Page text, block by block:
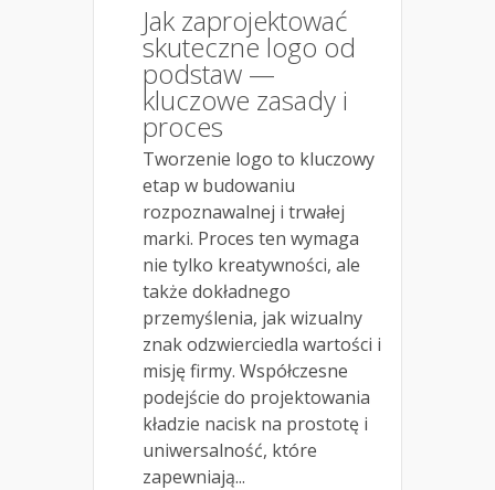
Jak zaprojektować
skuteczne logo od
podstaw —
kluczowe zasady i
proces
Tworzenie logo to kluczowy
etap w budowaniu
rozpoznawalnej i trwałej
marki. Proces ten wymaga
nie tylko kreatywności, ale
także dokładnego
przemyślenia, jak wizualny
znak odzwierciedla wartości i
misję firmy. Współczesne
podejście do projektowania
kładzie nacisk na prostotę i
uniwersalność, które
zapewniają...